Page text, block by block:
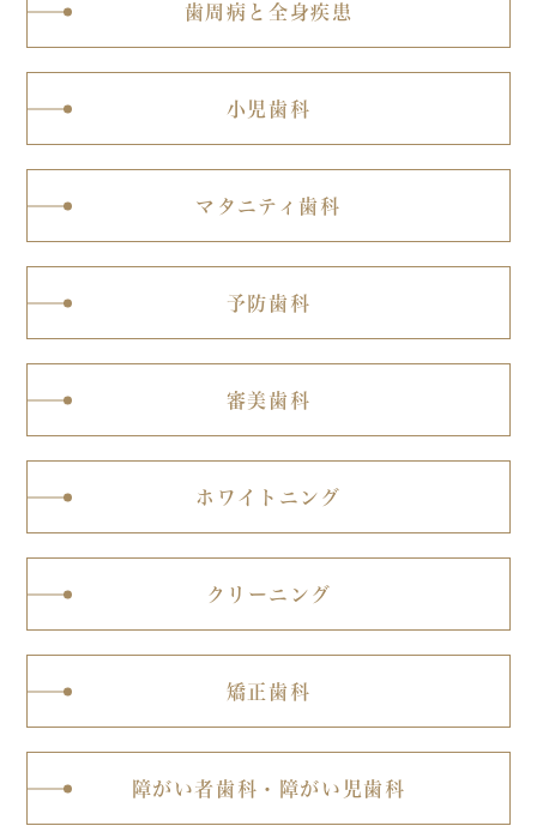
歯周病と全身疾患
小児歯科
マタニティ歯科
予防歯科
審美歯科
ホワイトニング
クリーニング
矯正歯科
障がい者歯科・ 障がい児歯科